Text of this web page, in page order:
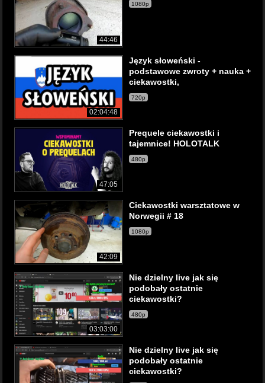
44:46
1080p
02:04:48
Język słoweński -
podstawowe zwroty + nauka +
ciekawostki,
720p
47:05
Prequele ciekawostki i
tajemnice! HOLOTALK
480p
42:09
Ciekawostki warsztatowe w
Norwegii # 18
1080p
03:03:00
Nie dzielny live jak się
podobały ostatnie
ciekawostki?
480p
Nie dzielny live jak się
podobały ostatnie
ciekawostki?